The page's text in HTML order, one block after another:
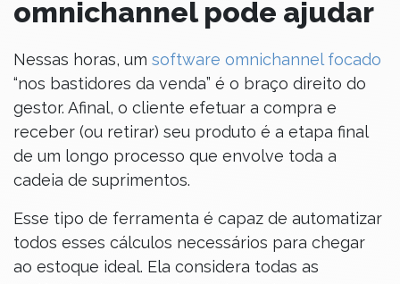
omnichannel pode ajudar
Nessas horas, um software omnichannel focado
“nos bastidores da venda” é o braço direito do
gestor. Afinal, o cliente efetuar a compra e
receber (ou retirar) seu produto é a etapa final
de um longo processo que envolve toda a
cadeia de suprimentos.
Esse tipo de ferramenta é capaz de automatizar
todos esses cálculos necessários para chegar
ao estoque ideal. Ela considera todas as